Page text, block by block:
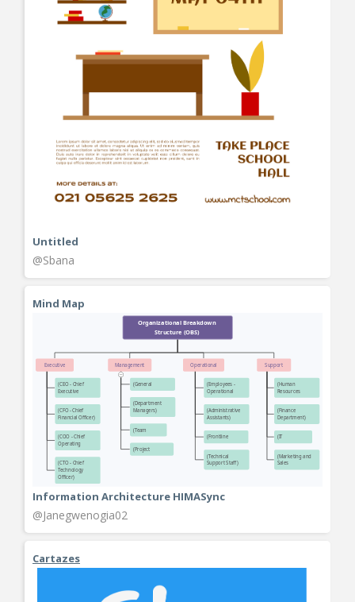
Untitled
@Sbana
Mind Map
Information Architecture HIMASync
@Janegwenogia02
Cartazes